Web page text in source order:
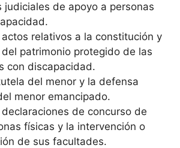
judiciales de apoyo a personas
actos relativos a la constitución y
patrimonio protegido de las
con discapacidad.
del menor y la defensa
menor emancipado.
declaraciones de concurso de
físicas y la intervención o
de sus facultades.